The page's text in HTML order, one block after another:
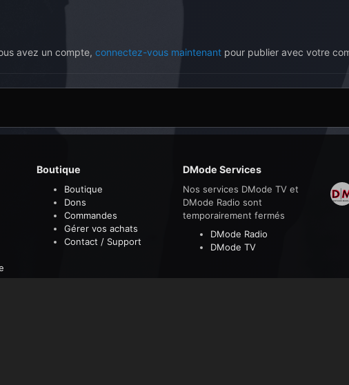
avez un compte, connectez-vous maintenantpour publier avec votre
Boutique
Boutique
Dons
Commandes
Gérer vos achats
Contact / Support
DMode Services
Nos services DMode TV et
DMode Radio sont
temporairement fermés
DMode Radio
DMode TV